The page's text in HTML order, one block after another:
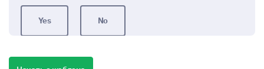
Yes No
Investigative Activities and Tasks